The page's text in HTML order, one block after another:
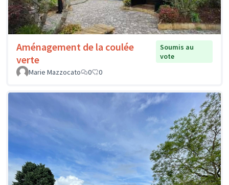
Aménagement de la coulée
verte
Soumis au
vote
Marie Mazzocato
0 0